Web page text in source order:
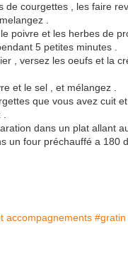
de courgettes , les faire
.
poivre et les herbes de
5 petites minutes .
, versez les oeufs et la
et le sel , et mélangez .
que vous avez cuit et
dans un plat allant au
un four préchauffé a 180
accompagnements #gratin